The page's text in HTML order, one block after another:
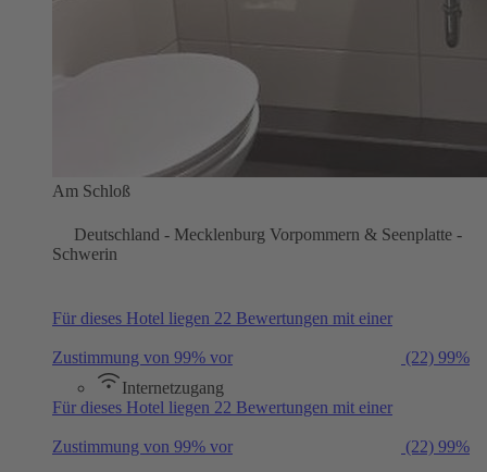
Am Schloß
Deutschland - Mecklenburg Vorpommern & Seenplatte -
Schwerin
Für dieses Hotel liegen 22 Bewertungen mit einer
Zustimmung von 99% vor (22) 99%
Internetzugang
Für dieses Hotel liegen 22 Bewertungen mit einer
Zustimmung von 99% vor (22) 99%